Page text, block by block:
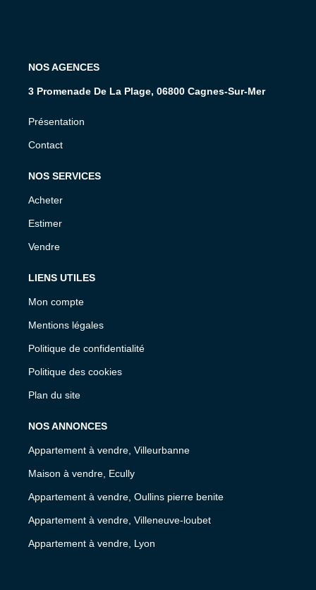
NOS AGENCES
3 Promenade De La Plage, 06800 Cagnes-Sur-Mer
Présentation
Contact
NOS SERVICES
Acheter
Estimer
Vendre
LIENS UTILES
Mon compte
Mentions légales
Politique de confidentialité
Politique des cookies
Plan du site
NOS ANNONCES
Appartement à vendre, Villeurbanne
Maison à vendre, Ecully
Appartement à vendre, Oullins pierre benite
Appartement à vendre, Villeneuve-loubet
Appartement à vendre, Lyon